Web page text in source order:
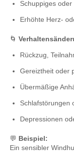
Schuppiges
Erhöhte Herz-
🌀
Rückzug,
Gereiztheit oder
Übermäßige
Schlafstörungen
Depressionen
💬 Beispiel:
Ein sensibler